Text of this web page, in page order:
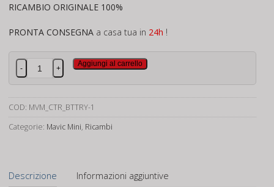
RICAMBIO ORIGINALE 100%
PRONTA CONSEGNA a casa tua in 24h !
Stick
Controller
Mini
quantità
- +
Aggiungi al carrello
COD: MVM_CTR_BTTRY-1
Categorie: Mavic Mini, Ricambi
Descrizione Informazioni aggiuntive